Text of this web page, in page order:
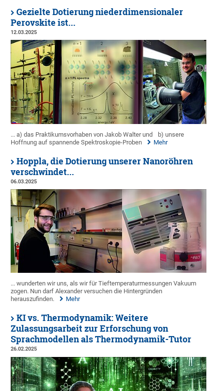
Gezielte Dotierung niederdimensionaler
Perovskite ist...
12.03.2025
... a) das Praktikumsvorhaben von Jakob Walter und
b) unsere
Hoffnung auf spannende Spektroskopie-Proben
Mehr
Hoppla, die Dotierung unserer Nanoröhren
verschwindet...
06.03.2025
... wunderten wir uns, als wir für Tieftemperaturmessungen Vakuum
zogen. Nun darf Alexander versuchen die Hintergründen
herauszufinden.
Mehr
KI vs. Thermodynamik: Weitere
Zulassungsarbeit zur Erforschung von
Sprachmodellen als Thermodynamik-Tutor
26.02.2025